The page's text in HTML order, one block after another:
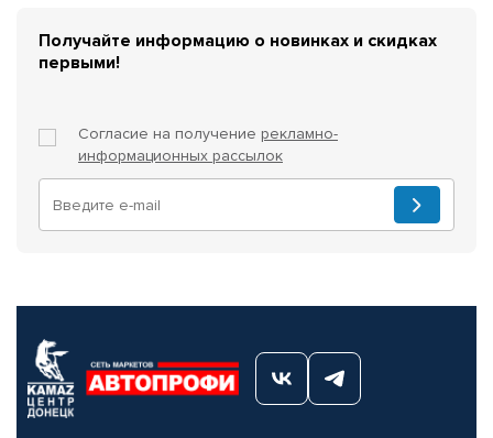
Получайте информацию о новинках и скидках
первыми!
Согласие на получение рекламно-
информационных рассылок